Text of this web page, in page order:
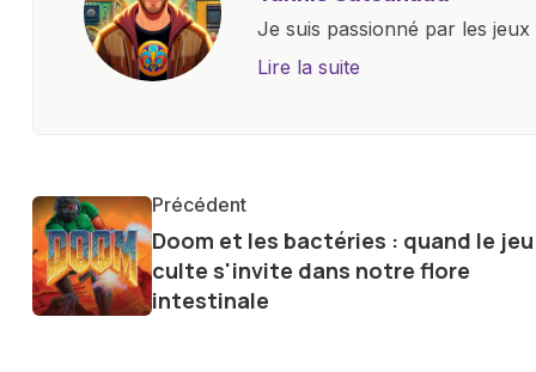
Je suis passionné par les
l'univers numérique m'a
communauté en ligne. Mon
de la technologie me
le futur numérique nous
Lire la suite
Précédent
Doom et les bactéries : quand le jeu
culte s'invite dans notre flore
intestinale